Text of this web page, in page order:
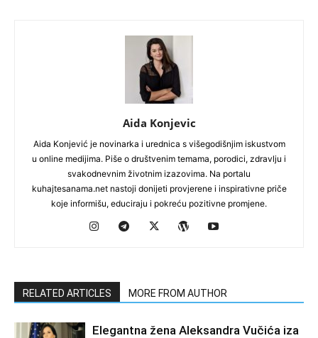
Aida Konjevic
Aida Konjević je novinarka i urednica s višegodišnjim iskustvom
u online medijima. Piše o društvenim temama, porodici, zdravlju i
svakodnevnim životnim izazovima. Na portalu
kuhajtesanama.net nastoji donijeti provjerene i inspirativne priče
koje informišu, educiraju i pokreću pozitivne promjene.
RELATED ARTICLES MORE FROM AUTHOR
Elegantna žena Aleksandra Vučića iza